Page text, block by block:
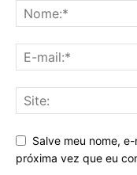
Salve meu nome,
próxima vez que eu